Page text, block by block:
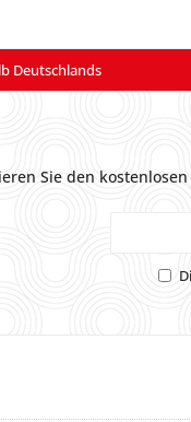
Deutschlands
Sie den